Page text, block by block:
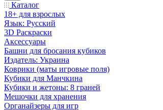
Каталог
18+ для взрослых
Язык: Русский
3D Раскраски
Аксессуары
Башни для бросания кубиков
Издатель: Украина
Коврики (маты игровые поля)
Кубики для Манчкина
Кубики и жетоны: 8 граней
Мешочки для хранения
Органайзеры для игр